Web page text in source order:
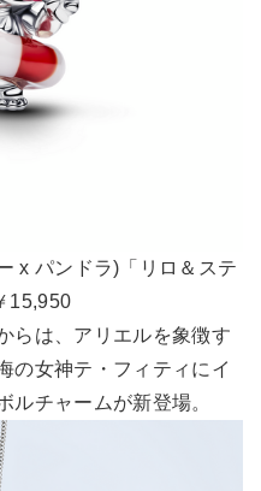
x パンドラ)「リロ＆ステ
15,950
らは、アリエルを象徴す
の女神テ・フィティにイ
ルチャームが新登場。